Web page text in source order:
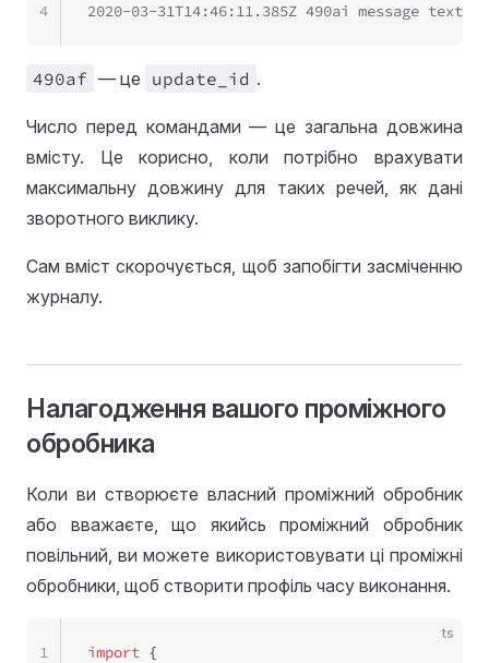
2020-03-31T14:46:11.385Z 490ai message
4
490af — це update _id .
Число перед командами — це загальна довжина
вмісту. Це корисно, коли потрібно врахувати
максимальну довжину для таких речей, як дані
зворотного виклику.
Сам вміст скорочується, щоб запобігти засміченню
журналу.
Налагодження вашого проміжного
обробника
Коли ви створюєте власний проміжний обробник
або вважаєте, що якийсь проміжний обробник
повільний, ви можете використовувати ці проміжні
обробники, щоб створити профіль часу виконання.
ts
import {
1